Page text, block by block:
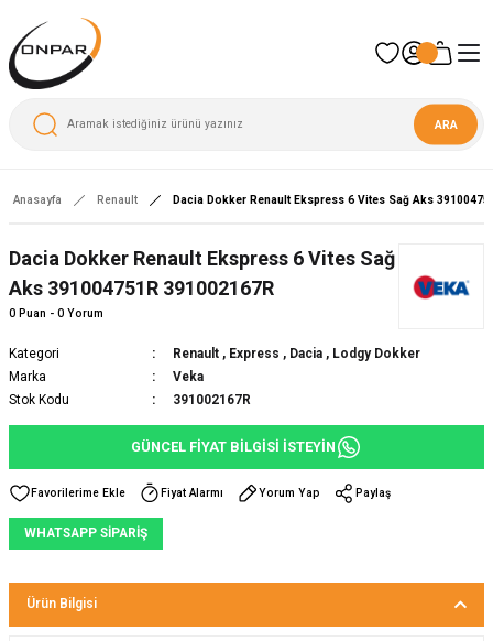
ARA
Anasayfa Renault Dacia Dokker Renault Ekspress 6 Vites Sağ Aks
Dacia Dokker Renault Ekspress 6 Vites Sağ
Aks 391004751R 391002167R
0 Puan - 0 Yorum
Kategori Renault , Express , Dacia , Lodgy Dokker
Marka
Veka
Stok Kodu
391002167R
GÜNCEL FİYAT BİLGİSİ İSTEYİN
Fiyat Alarmı Yorum Yap Paylaş
WHATSAPP SİPARİŞ
Ürün Bilgisi